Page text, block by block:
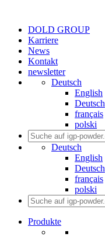
DOLD GROUP
Karriere
News
Kontakt
newsletter
Deutsch
English
Deutsch
français
polski
Deutsch
English
Deutsch
français
polski
Produkte